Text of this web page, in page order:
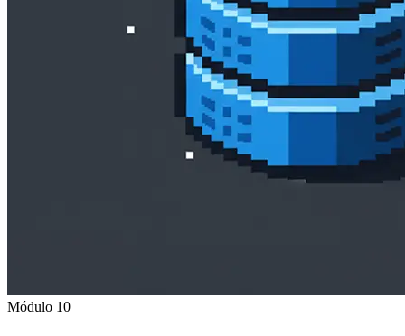
Módulo 10